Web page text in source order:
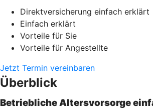
Direktversicherung einfach erklärt
Einfach erklärt
Vorteile für Sie
Vorteile für Angestellte
Jetzt Termin vereinbaren
Überblick
Betriebliche Altersvorsorge